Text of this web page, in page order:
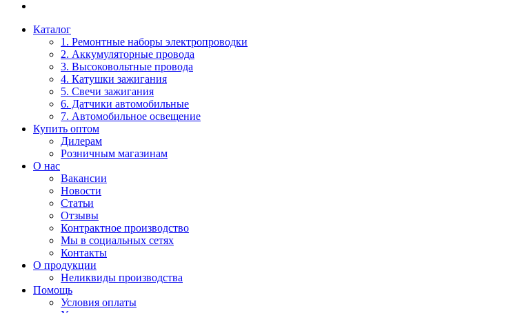
Каталог
1. Ремонтные наборы электропроводки
2. Аккумуляторные провода
3. Высоковольтные провода
4. Катушки зажигания
5. Свечи зажигания
6. Датчики автомобильные
7. Автомобильное освещение
Купить оптом
Дилерам
Розничным магазинам
О нас
Вакансии
Новости
Статьи
Отзывы
Контрактное производство
Мы в социальных сетях
Контакты
О продукции
Неликвиды производства
Помощь
Условия оплаты